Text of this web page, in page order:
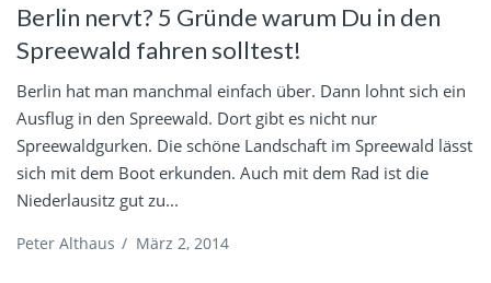
Berlin nervt? 5 Gründe warum Du in den
Spreewald fahren solltest!
Berlin hat man manchmal einfach über. Dann lohnt sich ein
Ausflug in den Spreewald. Dort gibt es nicht nur
Spreewaldgurken. Die schöne Landschaft im Spreewald lässt
sich mit dem Boot erkunden. Auch mit dem Rad ist die
Niederlausitz gut zu...
Peter Althaus / März 2, 2014